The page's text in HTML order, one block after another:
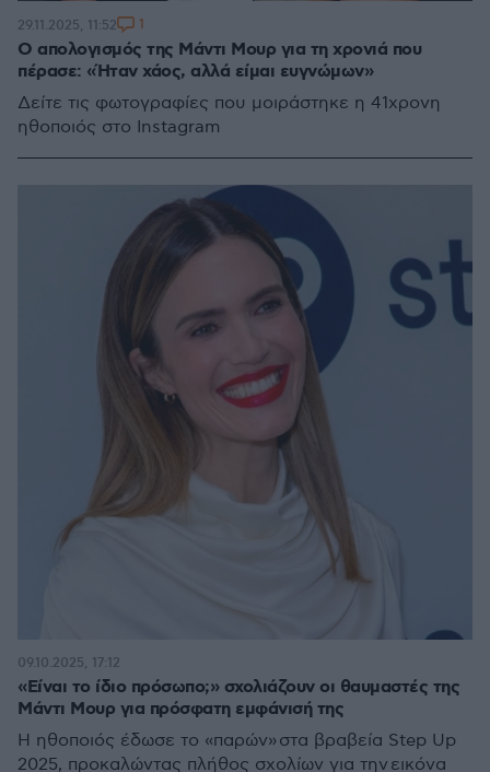
Ο απολογισμός της Μάντι Μουρ για τη χρονιά που
πέρασε: «Ήταν χάος, αλλά είμαι ευγνώμων»
Δείτε τις φωτογραφίες που μοιράστηκε η 41χρονη
ηθοποιός στο Instagram
29.11.2025, 11:52 1
«Είναι το ίδιο πρόσωπο;» σχολιάζουν οι θαυμαστές της
Μάντι Μουρ για πρόσφατη εμφάνισή της
Η ηθοποιός έδωσε το «παρών» στα βραβεία Step Up
2025, προκαλώντας πλήθος σχολίων για την εικόνα
09.10.2025, 17:12